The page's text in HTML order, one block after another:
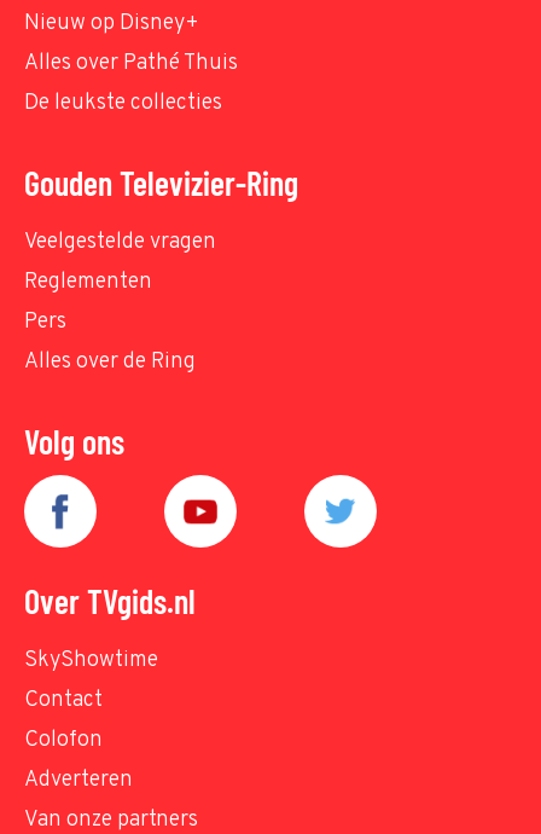
Nieuw op Disney+
Alles over Pathé Thuis
De leukste collecties
Gouden Televizier-Ring
Veelgestelde vragen
Reglementen
Pers
Alles over de Ring
Volg ons
Over TVgids.nl
SkyShowtime
Contact
Colofon
Adverteren
Van onze partners